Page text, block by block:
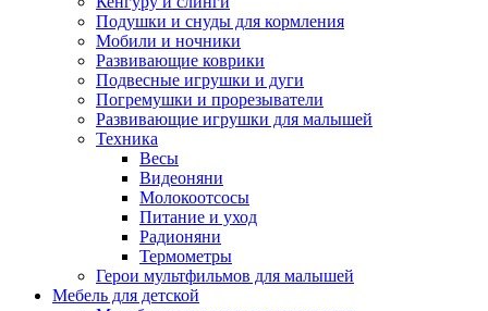
Подушки и снуды для кормления
Мобили и ночники
Развивающие коврики
Подвесные игрушки и дуги
Погремушки и прорезыватели
Развивающие игрушки для малышей
Техника
Весы
Видеоняни
Молокоотсосы
Питание и уход
Радионяни
Термометры
Герои мультфильмов для малышей
Мебель для детской